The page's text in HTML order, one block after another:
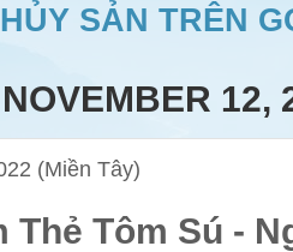
SẢN TRÊN
12,
(Miền Tây)
Thẻ Tôm Sú -